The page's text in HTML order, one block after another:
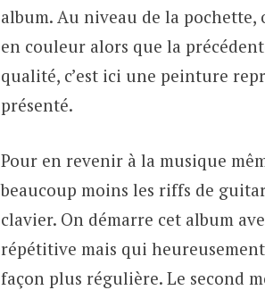
album. Au niveau de la
en couleur alors que la
qualité, c’est ici une peinture
présenté.
Pour en revenir à la musique
beaucoup moins les riffs de
clavier. On démarre cet album
répétitive mais qui
façon plus régulière. Le second